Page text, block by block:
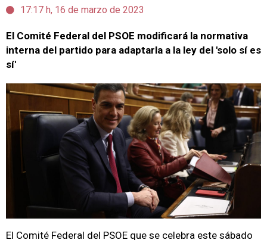
17:17 h, 16 de marzo de 2023
El Comité Federal del PSOE modificará la normativa
interna del partido para adaptarla a la ley del 'solo sí es
sí'
El Comité Federal del PSOE que se celebra este sábado